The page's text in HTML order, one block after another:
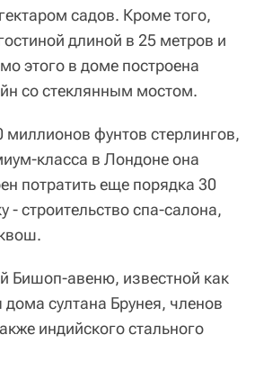
садов. Кроме того,
длиной в 25 метров и
этого в доме построена
со стеклянным мостом.
фунтов стерлингов,
класса в Лондоне она
потратить еще порядка 30
строительство спа-салона,
Бишоп-авеню, известной как
султана Брунея, членов
индийского стального